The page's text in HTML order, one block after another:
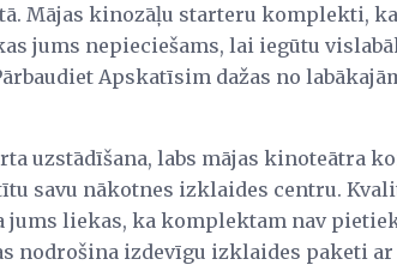
Mājas kinozāļu starteru komplekti,
jums nepieciešams, lai iegūtu
Apskatīsim dažas no
uzstādīšana, labs mājas kinoteātra
savu nākotnes izklaides centru.
liekas, ka komplektam nav
nodrošina izdevīgu izklaides paketi